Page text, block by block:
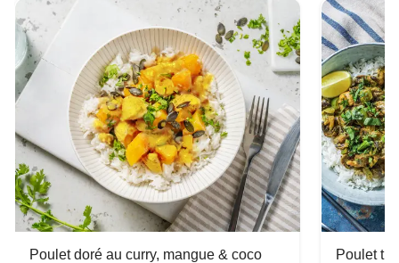
Poulet doré au curry, mangue & coco Poulet